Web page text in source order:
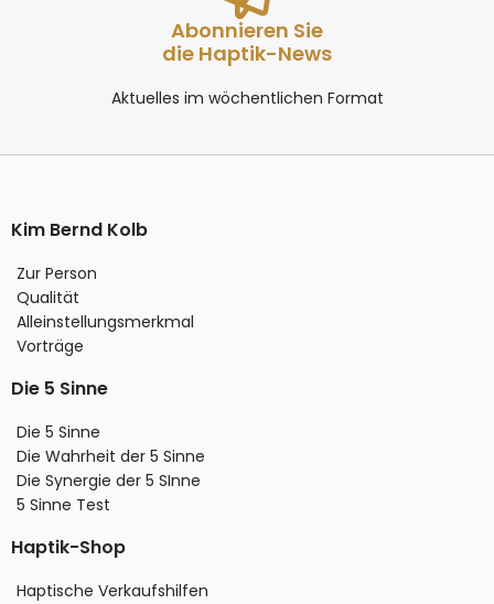
Abonnieren Sie
die Haptik-News
Aktuelles im wöchentlichen Format
Kim Bernd Kolb
Zur Person
Qualität
Alleinstellungsmerkmal
Vorträge
Die 5 Sinne
Die 5 Sinne
Die Wahrheit der 5 Sinne
Die Synergie der 5 SInne
5 Sinne Test
Haptik-Shop
Haptische Verkaufshilfen